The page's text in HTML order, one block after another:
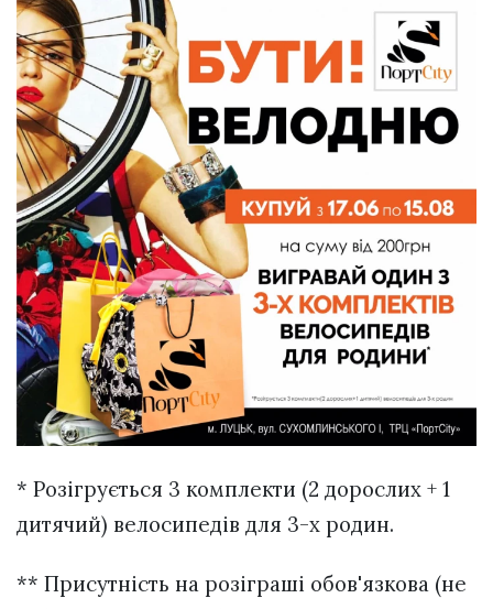
* Розігрується 3 комплекти (2 дорослих + 1
дитячий) велосипедів для 3-х родин.
** Присутність на розіграші обов'язкова (не